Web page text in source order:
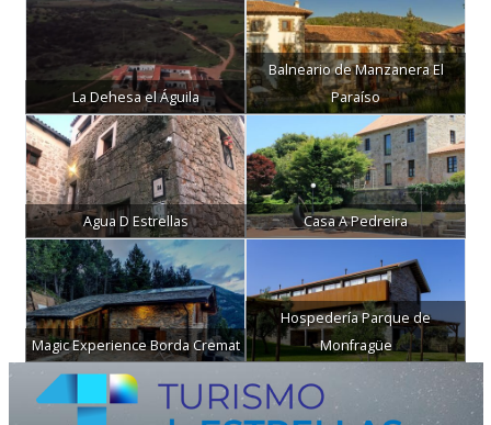
La Dehesa el Águila
Balneario de Manzanera El
Paraíso
Agua D Estrellas Casa A Pedreira
Magic Experience Borda Cremat
Hospedería Parque de
Monfragüe